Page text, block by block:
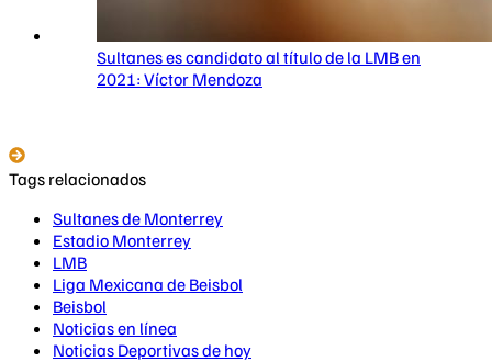
Sultanes es candidato al título de la LMB en
2021: Víctor Mendoza
Tags relacionados
Sultanes de Monterrey
Estadio Monterrey
LMB
Liga Mexicana de Beisbol
Beisbol
Noticias en línea
Noticias Deportivas de hoy